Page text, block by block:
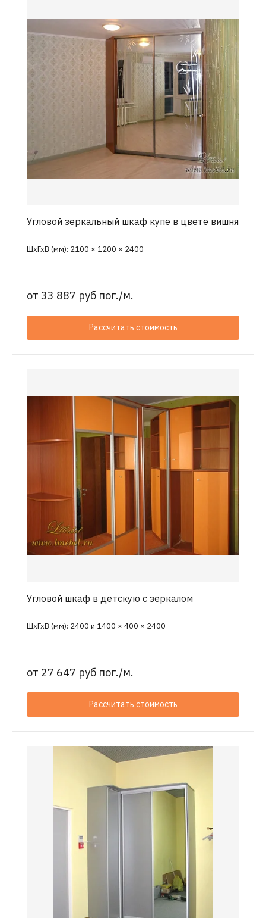
Угловой зеркальный шкаф купе в цвете вишня
ШхГхВ (мм): 2100 × 1200 × 2400
от 33 887 руб пог./м.
Рассчитать стоимость
Угловой шкаф в детскую с зеркалом
ШхГхВ (мм): 2400 и 1400 × 400 × 2400
от 27 647 руб пог./м.
Рассчитать стоимость